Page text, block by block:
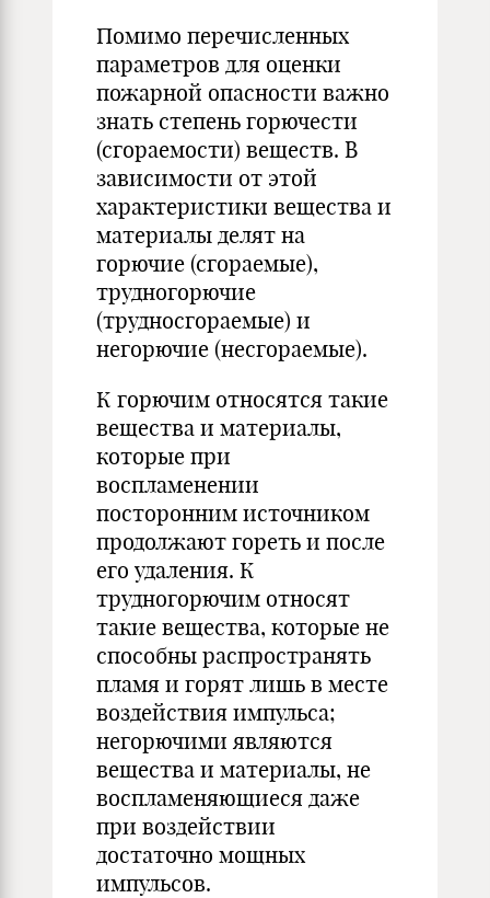
Помимо перечисленных
параметров для оценки
пожарной опасности важно
знать степень горючести
(сгораемости) веществ. В
зависимости от этой
характеристики вещества и
материалы делят на
горючие (сгораемые),
трудногорючие
(трудносгораемые) и
негорючие (несгораемые).
К горючим относятся такие
вещества и материалы,
которые при
воспламенении
посторонним источником
продолжают гореть и после
его удаления. К
трудногорючим относят
такие вещества, которые не
способны распространять
пламя и горят лишь в месте
воздействия импульса;
негорючими являются
вещества и материалы, не
воспламеняющиеся даже
при воздействии
достаточно мощных
импульсов.